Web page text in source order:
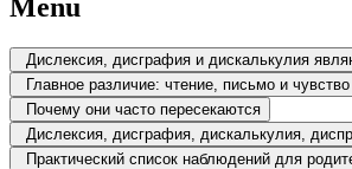
Menu
Дислексия, дисграфия и дискалькулия
Главное различие: чтение, письмо и
Почему они часто пересекаются
Дислексия, дисграфия, дискалькулия,
Практический список наблюдений для